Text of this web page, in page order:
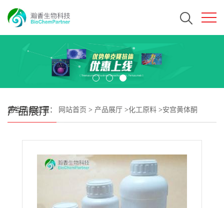
产品展厅
您当前的位置： 网站首页 > 产品展厅 >化工原料 >安宫黄体酮